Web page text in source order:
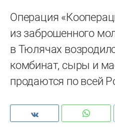
Операция
из заброшенного
в Тюлячах
комбинат, сыры и
продаются по всей